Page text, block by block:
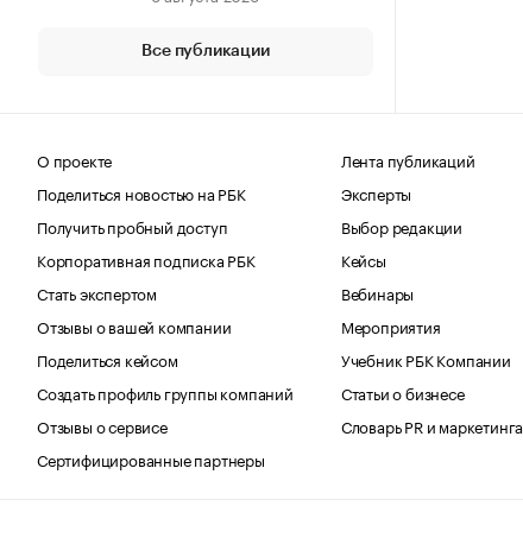
Все публикации
О проекте
Поделиться новостью на РБК
Получить пробный доступ
Корпоративная подписка РБК
Стать экспертом
Отзывы о вашей компании
Поделиться кейсом
Создать профиль группы компаний
Отзывы о сервисе
Сертифицированные партнеры
Лента публикаций
Эксперты
Выбор редакции
Кейсы
Вебинары
Мероприятия
Учебник РБК Компании
Статьи о бизнесе
Словарь PR и маркетинга